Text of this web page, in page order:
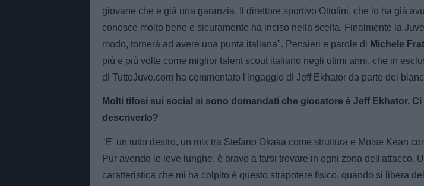
giovane che è già una garanzia. Il direttore sportivo Ottolini, che lo ha già
conosce molto bene e sicuramente ha inciso nella scelta. Finalmente la
modo, tornerà ad avere una punta italiana". Pensieri e parole di Michele
più e più volte come miglior talent scout italiano negli utimi anni, che in
di TuttoJuve.com ha commentato l'ingaggio di Jeff Ekhator da parte dei
Molti tifosi sui social si sono domandati che giocatore è Jeff Ekhator. Ci
descriverlo?
"E' un tutto destro, un mix tra Stefano Okaka come struttura e Moise Kean
Pur avendo le leve lunghe, è bravo a farsi trovare in ogni zona dell'attacco.
caratteristica che mi ha colpito è questo strapotere fisico, quando si libera